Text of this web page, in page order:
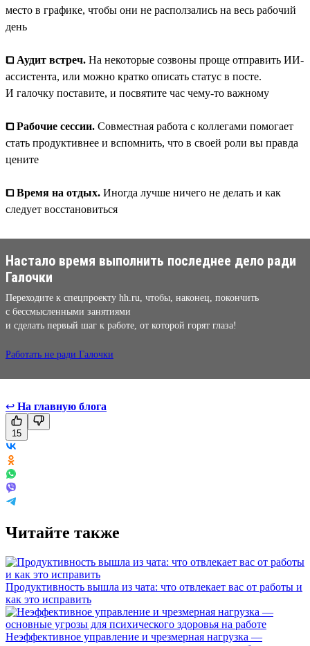
место в графике, чтобы они не расползались на весь рабочий
день
⧠ Аудит встреч. На некоторые созвоны проще отправить ИИ-
ассистента, или можно кратко описать статус в посте.
И галочку поставите, и посвятите час чему-то важному
⧠ Рабочие сессии. Совместная работа с коллегами помогает
стать продуктивнее и вспомнить, что в своей роли вы правда
цените
⧠ Время на отдых. Иногда лучше ничего не делать и как
следует восстановиться
Настало время выполнить последнее дело ради
Галочки
Переходите к спецпроекту hh.ru, чтобы, наконец, покончить
с бессмысленными занятиями
и сделать первый шаг к работе, от которой горят глаза!
Работать не ради Галочки
↩ На главную блога
15
Читайте также
Продуктивность вышла из чата: что отвлекает вас от работы и
как это исправить
Неэффективное управление и чрезмерная нагрузка —